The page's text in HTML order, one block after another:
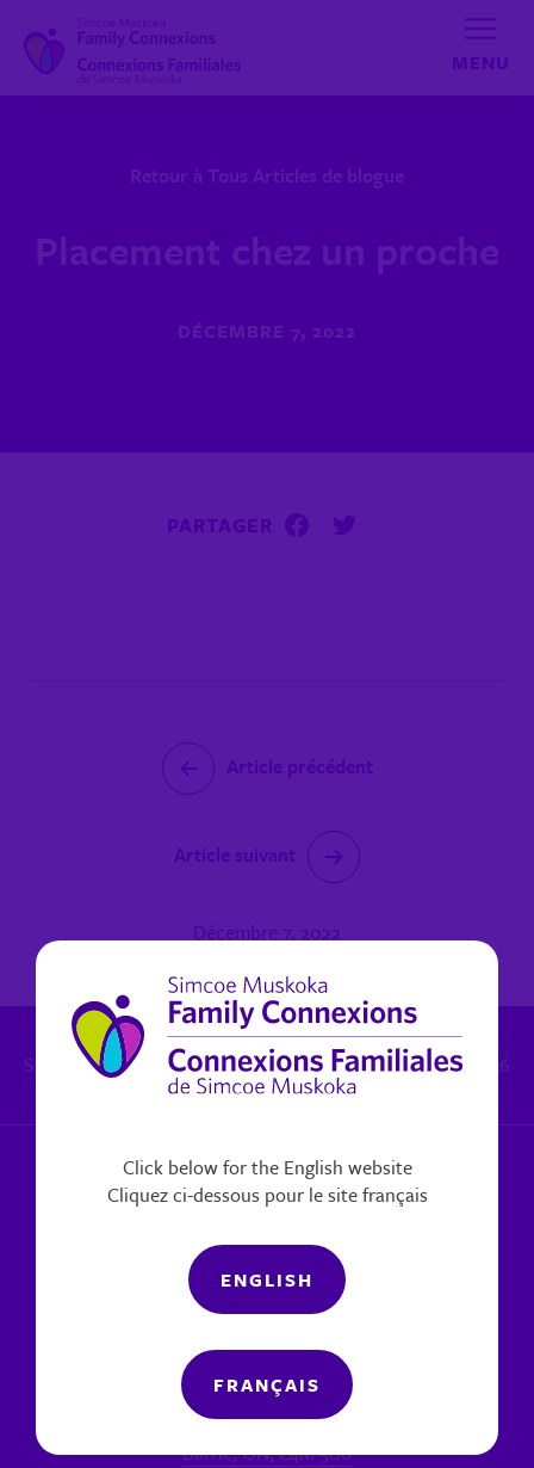
Retour à Tous Articles de blogue
Placement chez un proche
DÉCEMBRE 7, 2022
PARTAGER
Article précédent
Article suivant
Décembre 7, 2022
Inquiétudes de protection de l'enfance: 1.800.461.4236 -
Santé mentale (non urgent) pour Muskoka: 1.800.461.4236
x 6270
| Signaler un problème
Nos bureaux
SUCCURSALE PRINCIPALE - BARRIE
60 chemin Bell Farm, Unité 7
Barrie, ON, L4M 5G6
Click below for the English website
Cliquez ci-dessous pour le site français
ENGLISH
FRANÇAIS